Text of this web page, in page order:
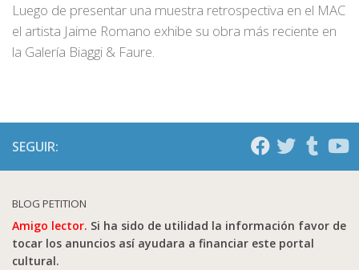
Luego de presentar una muestra retrospectiva en el MAC
el artista Jaime Romano exhibe su obra más reciente en
la Galería Biaggi & Faure.
SEGUIR:
BLOG PETITION
Amigo lector. Si ha sido de utilidad la información favor de
tocar los anuncios así ayudara a financiar este portal
cultural.